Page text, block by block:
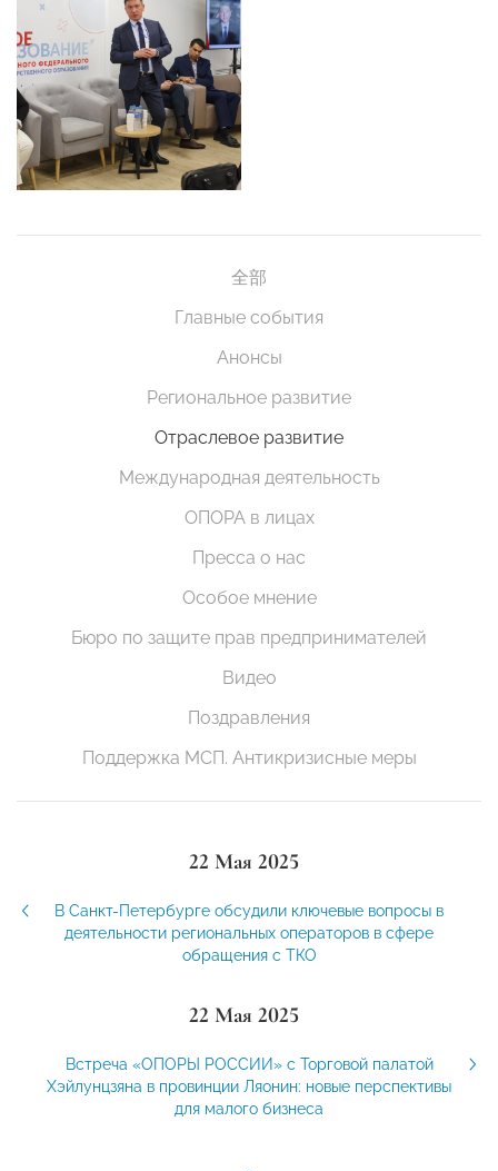
全部
Главные события
Анонсы
Региональное развитие
Отраслевое развитие
Международная деятельность
ОПОРА в лицах
Пресса о нас
Особое мнение
Бюро по защите прав предпринимателей
Видео
Поздравления
Поддержка МСП. Антикризисные меры
22 Мая 2025
В Санкт-Петербурге обсудили ключевые вопросы в
деятельности региональных операторов в сфере
обращения с ТКО
22 Мая 2025
Встреча «ОПОРЫ РОССИИ» с Торговой палатой
Хэйлунцзяна в провинции Ляонин: новые перспективы
для малого бизнеса